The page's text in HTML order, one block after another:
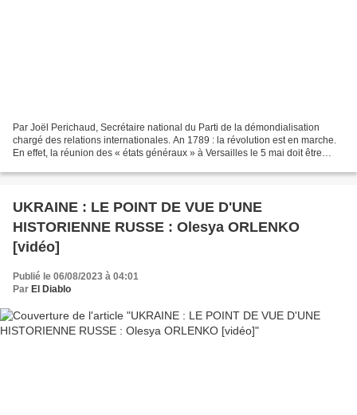
Par Joël Perichaud, Secrétaire national du Parti de la démondialisation
chargé des relations internationales. An 1789 : la révolution est en marche.
En effet, la réunion des « états généraux » à Versailles le 5 mai doit être
UKRAINE : LE POINT DE VUE D'UNE
HISTORIENNE RUSSE : Olesya ORLENKO
[vidéo]
Publié le 06/08/2023 à 04:01
Par El Diablo